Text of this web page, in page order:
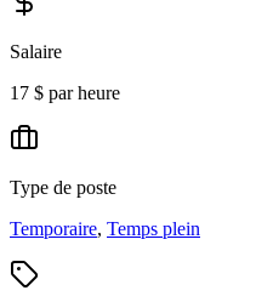
Salaire
17 $ par heure
Type de poste
Temporaire, Temps plein